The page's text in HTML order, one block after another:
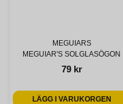
MEGUIARS
MEGUIAR'S SOLGLASÖGON
79 kr
LÄGG I VARUKORGEN